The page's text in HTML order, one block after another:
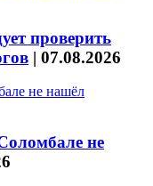
проверить
| 07.08.2026
не